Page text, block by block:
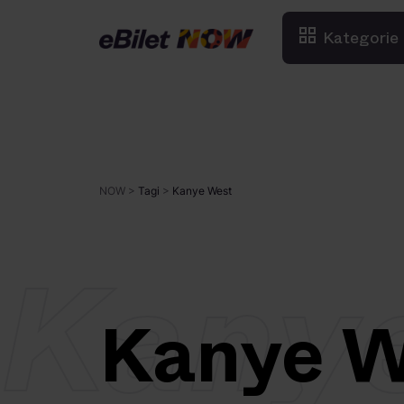
Kategorie
NOW > Tagi > Kanye West
Kanye